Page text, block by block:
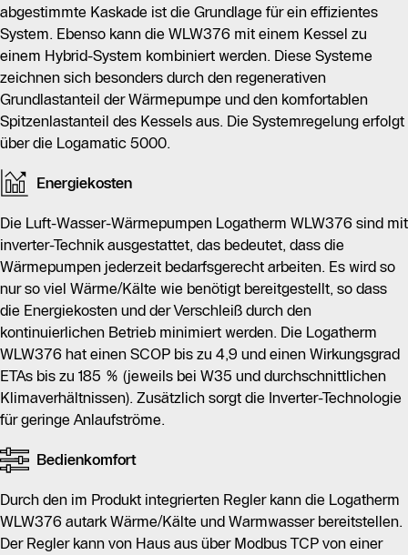
abgestimmte Kaskade ist die Grundlage für ein effizientes
System. Ebenso kann die WLW376 mit einem Kessel zu
einem Hybrid-System kombiniert werden. Diese Systeme
zeichnen sich besonders durch den regenerativen
Grundlastanteil der Wärmepumpe und den komfortablen
Spitzenlastanteil des Kessels aus. Die Systemregelung erfolgt
über die Logamatic 5000.
Energiekosten
Die Luft-Wasser-Wärmepumpen Logatherm WLW376 sind mit
inverter-Technik ausgestattet, das bedeutet, dass die
Wärmepumpen jederzeit bedarfsgerecht arbeiten. Es wird so
nur so viel Wärme/Kälte wie benötigt bereitgestellt, so dass
die Energiekosten und der Verschleiß durch den
kontinuierlichen Betrieb minimiert werden. Die Logatherm
WLW376 hat einen SCOP bis zu 4,9 und einen Wirkungsgrad
ETAs bis zu 185 % (jeweils bei W35 und durchschnittlichen
Klimaverhältnissen). Zusätzlich sorgt die Inverter-Technologie
für geringe Anlaufströme.
Bedienkomfort
Durch den im Produkt integrierten Regler kann die Logatherm
WLW376 autark Wärme/Kälte und Warmwasser bereitstellen.
Der Regler kann von Haus aus über Modbus TCP von einer